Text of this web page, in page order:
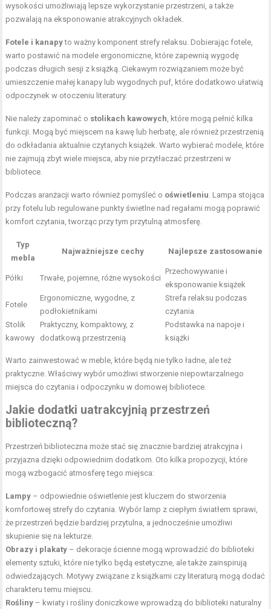
wysokości umożliwiają lepsze wykorzystanie przestrzeni, a także
pozwalają na eksponowanie atrakcyjnych okładek.
Fotele i kanapyto ważny komponent strefy relaksu. Dobierając fotele,
warto postawić na modele ergonomiczne, które zapewnią wygodę
podczas długich sesji z książką. Ciekawym rozwiązaniem może być
umieszczenie małej kanapy lub wygodnych puf, które dodatkowo ułatwią
odpoczynek w otoczeniu literatury.
Nie należy zapominać o stolikach kawowych , które mogą pełnić kilka
funkcji. Mogą być miejscem na kawę lub herbatę, ale również przestrzenią
do odkładania aktualnie czytanych książek. Warto wybierać modele, które
nie zajmują zbyt wiele miejsca, aby nie przytłaczać przestrzeni w
bibliotece.
Podczas aranżacji warto również pomyśleć o oświetleniu . Lampa stojąca
przy fotelu lub regulowane punkty świetlne nad regałami mogą poprawić
komfort czytania, tworząc przy tym przytulną atmosferę.
Typ
mebla
Najważniejsze cechy Najlepsze zastosowanie
Półki Trwałe, pojemne, różne wysokości
Przechowywanie i
eksponowanie książek
Fotele
Ergonomiczne, wygodne, z
podłokietnikami
Strefa relaksu podczas
czytania
Stolik
kawowy
Praktyczny, kompaktowy, z
dodatkową przestrzenią
Podstawka na napoje i
książki
Warto zainwestować w meble, które będą nie tylko ładne, ale też
praktyczne. Właściwy wybór umożliwi stworzenie niepowtarzalnego
miejsca do czytania i odpoczynku w domowej bibliotece.
Jakie dodatki uatrakcyjnią przestrzeń
biblioteczną?
Przestrzeń biblioteczna może stać się znacznie bardziej atrakcyjna i
przyjazna dzięki odpowiednim dodatkom. Oto kilka propozycji, które
mogą wzbogacić atmosferę tego miejsca:
Lampy – odpowiednie oświetlenie jest kluczem do stworzenia
komfortowej strefy do czytania. Wybór lamp z ciepłym światłem sprawi,
że przestrzeń będzie bardziej przytulna, a jednocześnie umożliwi
skupienie się na lekturze.
Obrazy i plakaty – dekoracje ścienne mogą wprowadzić do biblioteki
elementy sztuki, które nie tylko będą estetyczne, ale także zainspirują
odwiedzających. Motywy związane z książkami czy literaturą mogą dodać
charakteru temu miejscu.
Rośliny – kwiaty i rośliny doniczkowe wprowadzą do biblioteki naturalny